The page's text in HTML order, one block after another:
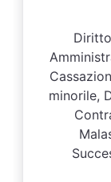
minorile,